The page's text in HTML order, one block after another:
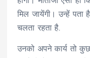
मिल जायेंगी। उन्हें पता
चलता रहता है.
उनको अपने कार्य तो